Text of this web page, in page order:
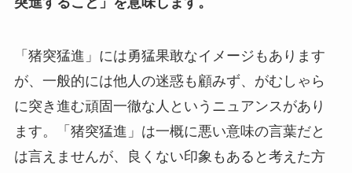
「猪突猛進」には勇猛果敢なイメージもあります
が、一般的には他人の迷惑も顧みず、がむしゃら
に突き進む頑固一徹な人というニュアンスがあり
ます。「猪突猛進」は一概に悪い意味の言葉だと
は言えませんが、良くない印象もあると考えた方